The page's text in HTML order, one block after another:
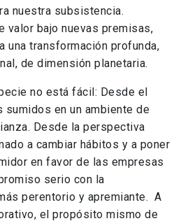
nuestra subsistencia.
valor bajo nuevas premisas,
una transformación profunda,
de dimensión planetaria.
no está fácil: Desde el
en un ambiente de
Desde la perspectiva
a cambiar hábitos y a poner
en favor de las empresas
serio con la
perentorio y apremiante. A
el propósito mismo de